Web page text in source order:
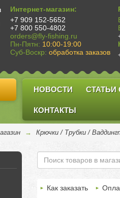
Интернет-магазин:
+7 909 152-5652
+7 800 550-4802
orders@fly-fishing.ru
Пн-Пятн: 10:00-19:00
Суб-Воскр: обработка заказов
НОВОСТИ СТАТЬИ
КОНТАКТЫ
→ Крючки / Трубки /
Как заказать